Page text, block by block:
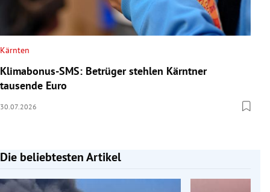
Kärnten
Klimabonus-SMS: Betrüger stehlen Kärntner
tausende Euro
30.07.2026
Die beliebtesten Artikel
Slide 1 von 7